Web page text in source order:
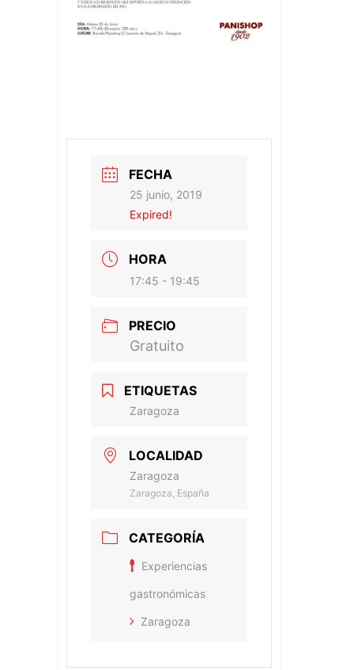
FECHA
25 junio, 2019
Expired!
HORA
17:45 - 19:45
PRECIO
Gratuito
ETIQUETAS
Zaragoza
LOCALIDAD
Zaragoza
Zaragoza, España
CATEGORÍA
Experiencias
gastronómicas
Zaragoza